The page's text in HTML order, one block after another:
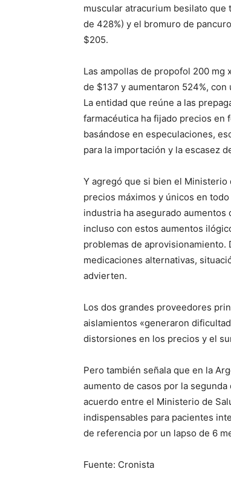
muscular atracurium besilato que
de 428%) y el bromuro de
$205.
Las ampollas de propofol 200 mg
de $137 y aumentaron 524%,
La entidad que reúne a las
farmacéutica ha fijado precios en
basándose en especulaciones,
para la importación y la escasez
Y agregó que si bien el
precios máximos y únicos en
industria ha asegurado
incluso con estos aumentos
problemas de
medicaciones alternativas,
advierten.
Los dos grandes proveedores
aislamientos «generaron
distorsiones en los precios y el
Pero también señala que en la
aumento de casos por la
acuerdo entre el Ministerio de
indispensables para pacientes
de referencia por un lapso de 6
Fuente: Cronista